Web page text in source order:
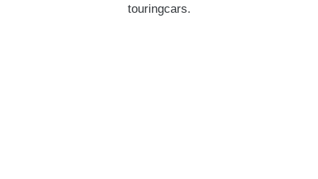
touringcars.